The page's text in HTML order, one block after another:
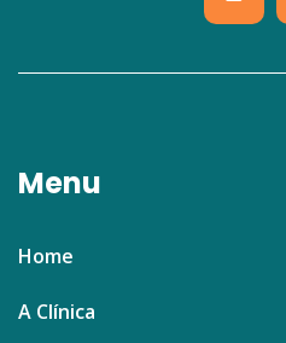
Menu
Home
A Clínica